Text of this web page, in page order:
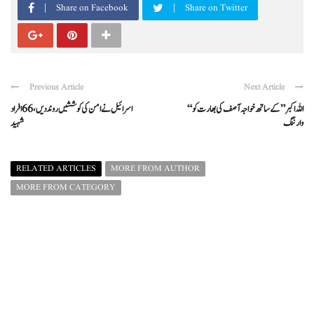
Share on Facebook Share on Twitter
Previous Article
اسرائیل نے امن کی کوششیں روند دیں، 66 افراد
شہید
Next Article
“اللہ اکبر” کے ساتھ خواجہ آصف کی بھارت کو
وارننگ
RELATED ARTICLES
MORE FROM AUTHOR
MORE FROM CATEGORY